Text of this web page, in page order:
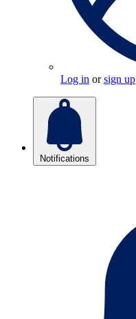
Log in orsign up
Notifications